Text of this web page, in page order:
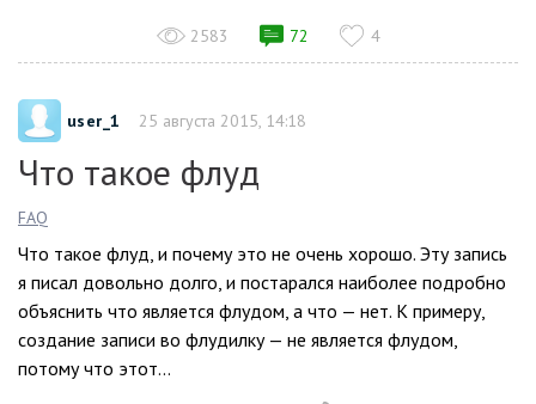
2583 72 4
user_1 25 августа 2015, 14:18
Что такое флуд
FAQ
Что такое флуд, и почему это не очень хорошо. Эту запись
я писал довольно долго, и постарался наиболее подробно
объяснить что является флудом, а что — нет. К примеру,
создание записи во флудилку — не является флудом,
потому что этот...